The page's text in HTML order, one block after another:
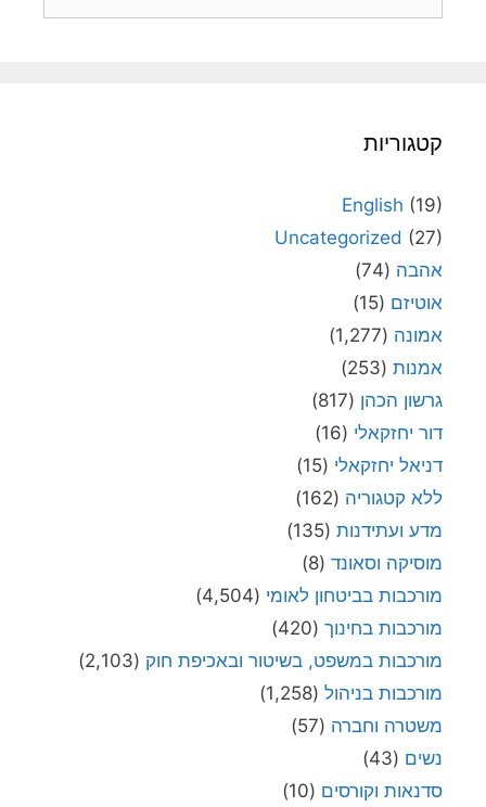
קטגוריות
English (19)
Uncategorized (27)
אהבה (74)
אוטיזם (15)
אמונה (1,277)
אמנות (253)
גרשון הכהן (817)
דור יחזקאלי (16)
דניאל יחזקאלי (15)
ללא קטגוריה (162)
מדע ועתידנות (135)
מוסיקה וסאונד (8)
מורכבות בביטחון לאומי (4,504)
מורכבות בחינוך (420)
מורכבות במשפט, בשיטור ובאכיפת חוק (2,103)
מורכבות בניהול (1,258)
משטרה וחברה (57)
נשים (43)
סדנאות וקורסים (10)